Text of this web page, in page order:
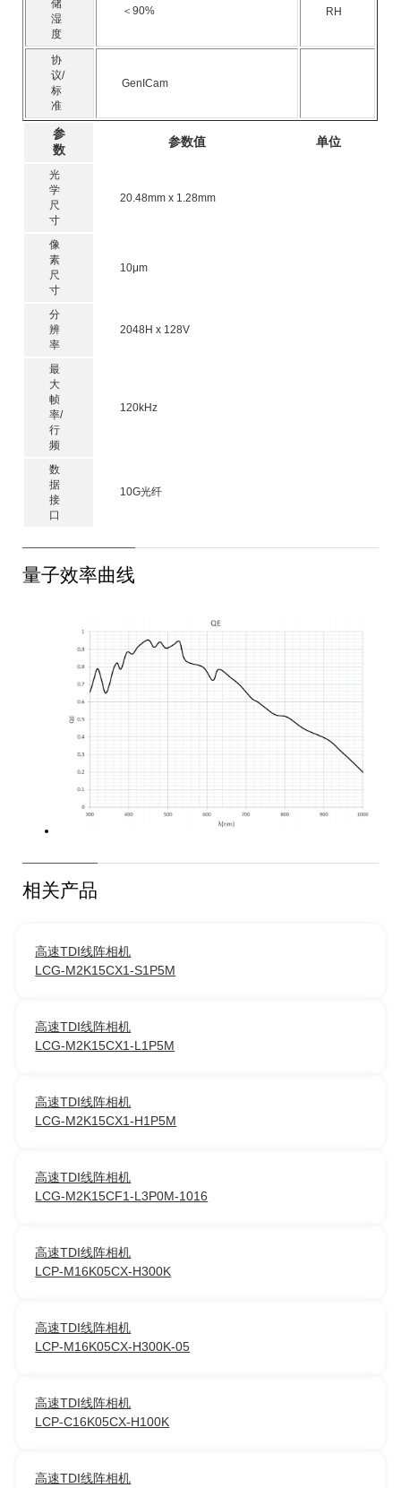
储
湿
度
＜90% RH
协
议/
标
准
GenICam
参
数
参数值 单位
光
学
尺
寸
20.48mm x 1.28mm
像
素
尺
寸
10μm
分
辨
率
2048H x 128V
最
大
帧
率/
行
频
120kHz
数
据
接
口
10G光纤
量子效率曲线
相关产品
高速TDI线阵相机
LCG-M2K15CX1-S1P5M
高速TDI线阵相机
LCG-M2K15CX1-L1P5M
高速TDI线阵相机
LCG-M2K15CX1-H1P5M
高速TDI线阵相机
LCG-M2K15CF1-L3P0M-1016
高速TDI线阵相机
LCP-M16K05CX-H300K
高速TDI线阵相机
LCP-M16K05CX-H300K-05
高速TDI线阵相机
LCP-C16K05CX-H100K
高速TDI线阵相机